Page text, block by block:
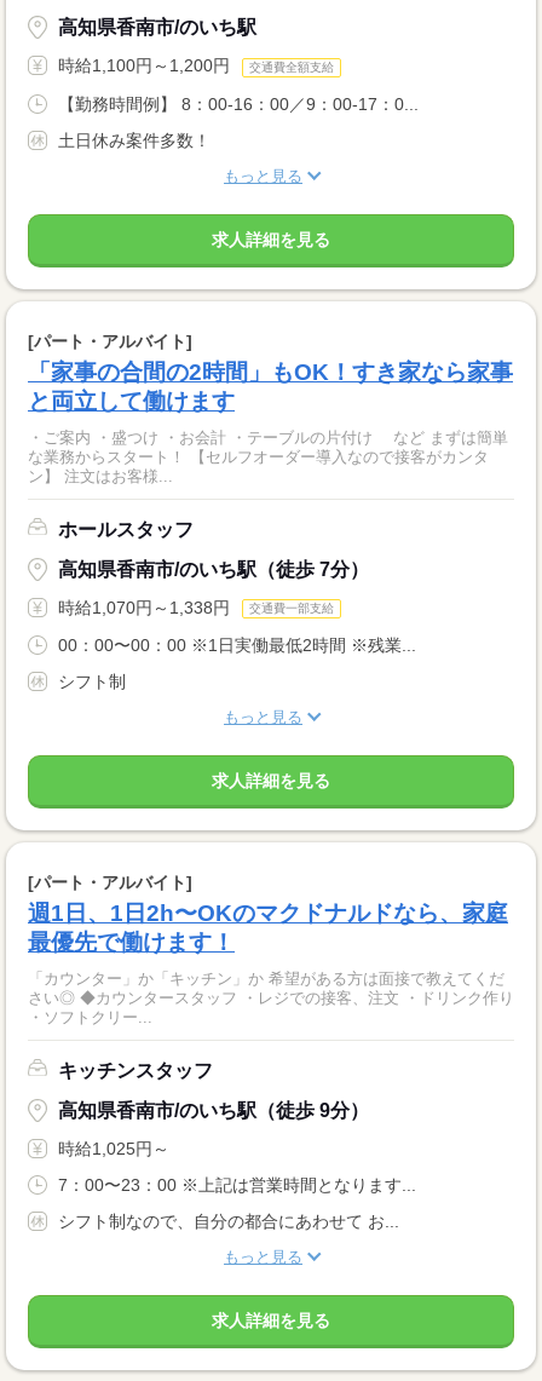
高知県香南市/のいち駅
時給1,100円～1,200円 交通費全額支給
【勤務時間例】 8：00-16：00／9：00-17：0...
土日休み案件多数！
もっと見る
求人詳細を見る
[パート・アルバイト]
「家事の合間の2時間」もOK！すき家なら家事
と両立して働けます
・ご案内 ・盛つけ ・お会計 ・テーブルの片付け など まずは簡単
な業務からスタート！ 【セルフオーダー導入なので接客がカンタ
ン】 注文はお客様...
ホールスタッフ
高知県香南市/のいち駅（徒歩 7分）
時給1,070円～1,338円 交通費一部支給
00：00〜00：00 ※1日実働最低2時間 ※残業...
シフト制
もっと見る
求人詳細を見る
[パート・アルバイト]
週1日、1日2h〜OKのマクドナルドなら、家庭
最優先で働けます！
「カウンター」か「キッチン」か 希望がある方は面接で教えてくだ
さい◎ ◆カウンタースタッフ ・レジでの接客、注文 ・ドリンク作り
・ソフトクリー...
キッチンスタッフ
高知県香南市/のいち駅（徒歩 9分）
時給1,025円～
7：00〜23：00 ※上記は営業時間となります...
シフト制なので、自分の都合にあわせて お...
もっと見る
求人詳細を見る